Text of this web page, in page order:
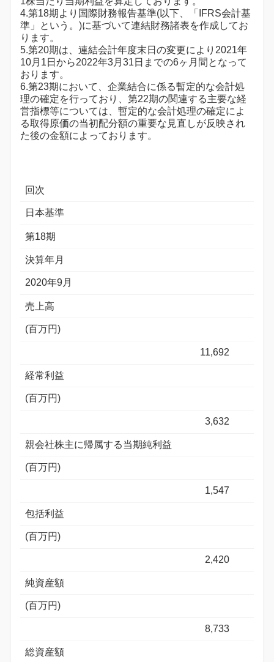
4.第18期より国際財務報告基準(以下、「IFRS会計基
準」という。)に基づいて連結財務諸表を作成してお
ります。
5.第20期は、連結会計年度末日の変更により2021年
10月1日から2022年3月31日までの6ヶ月間となって
おります。
6.第23期において、企業結合に係る暫定的な会計処
理の確定を行っており、第22期の関連する主要な経
営指標等については、暫定的な会計処理の確定によ
る取得原価の当初配分額の重要な見直しが反映され
た後の金額によっております。
回次
日本基準
第18期
決算年月
2020年9月
売上高
(百万円)
11,692
経常利益
(百万円)
3,632
親会社株主に帰属する当期純利益
(百万円)
1,547
包括利益
(百万円)
2,420
純資産額
(百万円)
8,733
総資産額